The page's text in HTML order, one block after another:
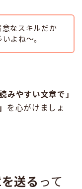
意なスキルだか
よね〜。
読みやすい文章で」
を心がけましょ
送る って